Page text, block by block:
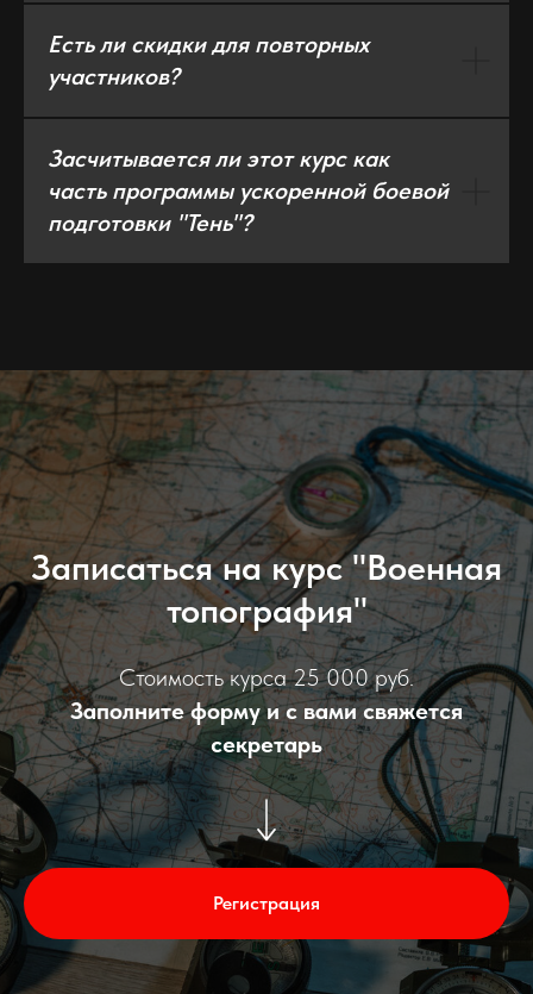
Есть ли скидки для повторных
участников?
Засчитывается ли этот курс как
часть программы ускоренной боевой
подготовки "Тень"?
Записаться на курс "Военная
топография"
Стоимость курса 25 000 руб.
Заполните форму и с вами свяжется
секретарь
Регистрация